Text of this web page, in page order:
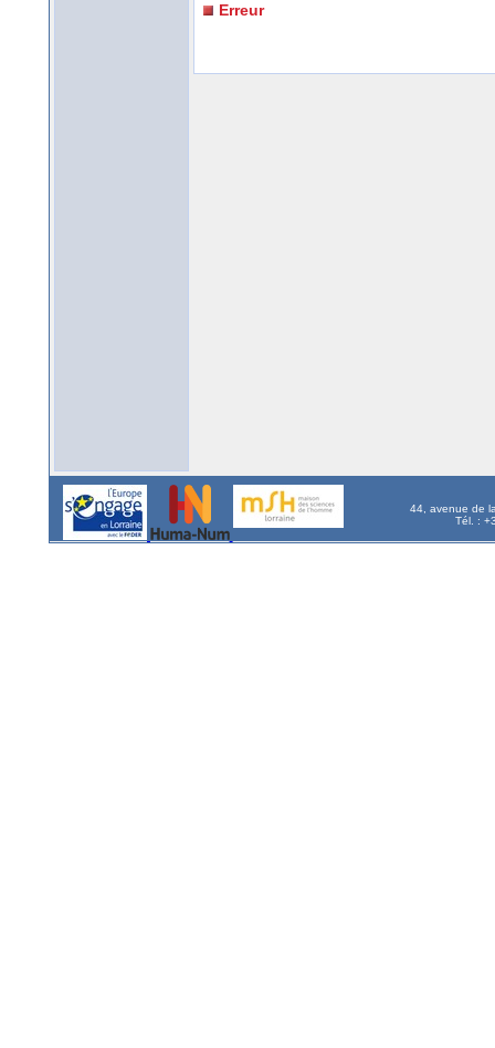
Erreur
44, avenue de
Tél. :